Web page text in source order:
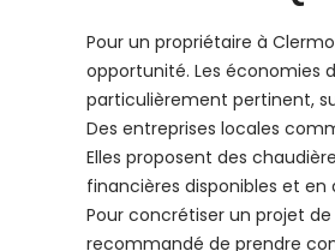
Pour un propriétaire à
opportunité. Les économies
particulièrement pertinent,
Des entreprises locales
Elles proposent des
financières disponibles et en
Pour concrétiser un projet
recommandé de prendre